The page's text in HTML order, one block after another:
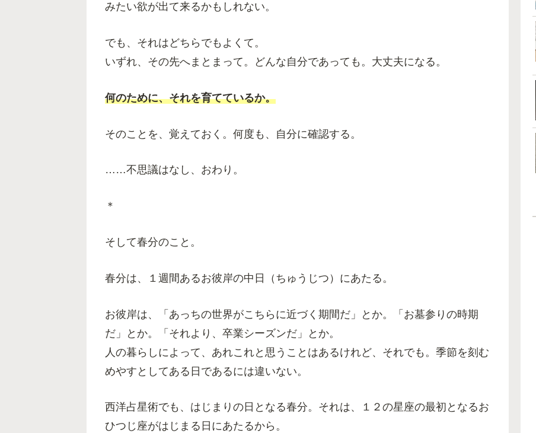
みたい欲が出て来るかもしれない。
でも、それはどちらでもよくて。
いずれ、その先へまとまって。どんな自分であっても。大丈夫になる。
何のために、それを育てているか。
そのことを、覚えておく。何度も、自分に確認する。
……不思議はなし、おわり。
＊
そして春分のこと。
春分は、１週間あるお彼岸の中日（ちゅうじつ）にあたる。
お彼岸は、「あっちの世界がこちらに近づく期間だ」とか。「お墓参りの時期
だ」とか。「それより、卒業シーズンだ」とか。
人の暮らしによって、あれこれと思うことはあるけれど、それでも。季節を刻む
めやすとしてある日であるには違いない。
西洋占星術でも、はじまりの日となる春分。それは、１２の星座の最初となるお
ひつじ座がはじまる日にあたるから。